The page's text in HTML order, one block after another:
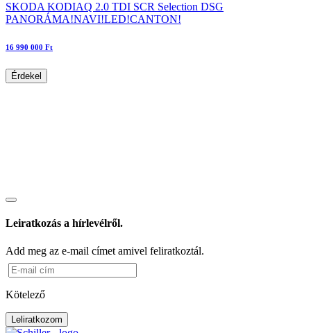
SKODA KODIAQ 2.0 TDI SCR Selection DSG
PANORÁMA!NAVI!LED!CANTON!
16 990 000 Ft
Érdekel
Leiratkozás a hírlevélről.
Add meg az e-mail címet amivel feliratkoztál.
Kötelező
Leliratkozom